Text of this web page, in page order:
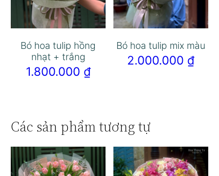
Bó hoa tulip hồng
nhạt + trắng
1.800.000 ₫
Bó hoa tulip mix màu
2.000.000 ₫
Các sản phẩm tương tự